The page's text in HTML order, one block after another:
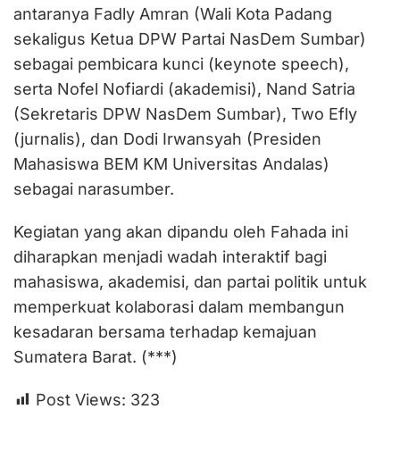
antaranya Fadly Amran (Wali Kota Padang
sekaligus Ketua DPW Partai NasDem Sumbar)
sebagai pembicara kunci (keynote speech),
serta Nofel Nofiardi (akademisi), Nand Satria
(Sekretaris DPW NasDem Sumbar), Two Efly
(jurnalis), dan Dodi Irwansyah (Presiden
Mahasiswa BEM KM Universitas Andalas)
sebagai narasumber.
Kegiatan yang akan dipandu oleh Fahada ini
diharapkan menjadi wadah interaktif bagi
mahasiswa, akademisi, dan partai politik untuk
memperkuat kolaborasi dalam membangun
kesadaran bersama terhadap kemajuan
Sumatera Barat. (***)
Post Views: 323